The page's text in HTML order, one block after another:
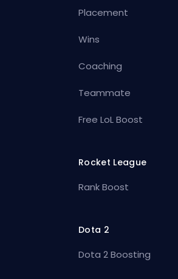
Placement
Wins
Coaching
Teammate
Free LoL Boost
Rocket League
Rank Boost
Dota 2
Dota 2 Boosting